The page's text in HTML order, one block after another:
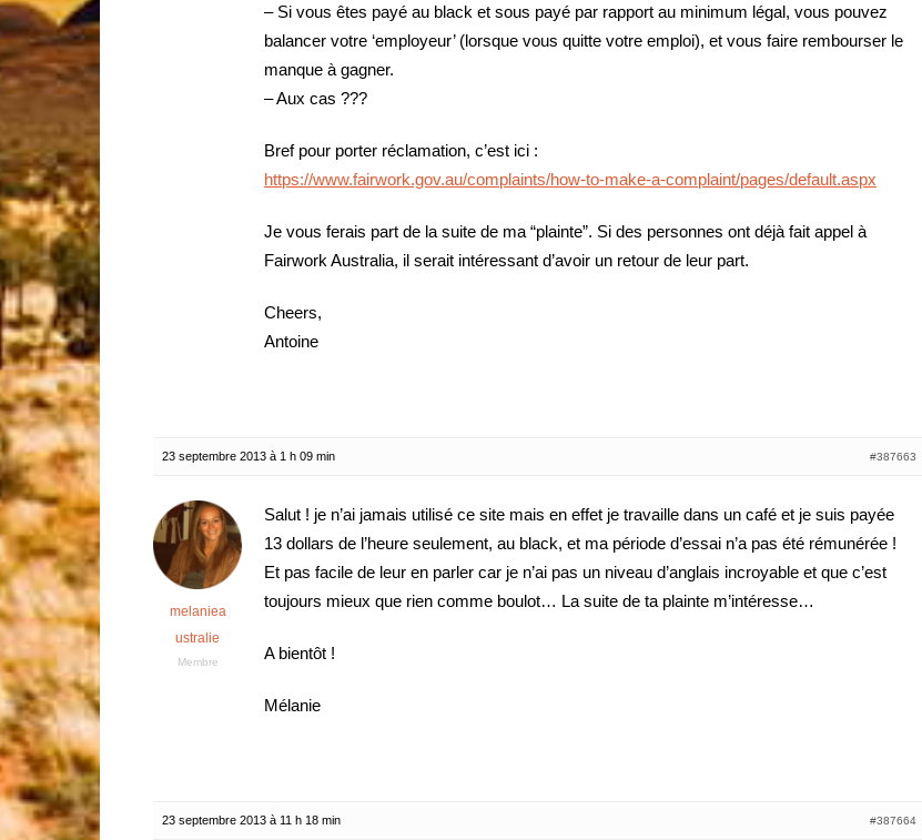
– Si vous êtes payé au black et sous payé par rapport au minimum légal, vous pouvez
balancer votre ‘employeur’ (lorsque vous quitte votre emploi), et vous faire rembourser le
manque à gagner.
– Aux cas ???
Bref pour porter réclamation, c’est ici :
https://www.fairwork.gov.au/complaints/how-to-make-a-complaint/pages/default.aspx
Je vous ferais part de la suite de ma “plainte”. Si des personnes ont déjà fait appel à
Fairwork Australia, il serait intéressant d’avoir un retour de leur part.
Cheers,
Antoine
23 septembre 2013 à 1 h 09 min #387663
melaniea
ustralie
Membre
Salut ! je n’ai jamais utilisé ce site mais en effet je travaille dans un café et je suis payée
13 dollars de l’heure seulement, au black, et ma période d’essai n’a pas été rémunérée !
Et pas facile de leur en parler car je n’ai pas un niveau d’anglais incroyable et que c’est
toujours mieux que rien comme boulot… La suite de ta plainte m’intéresse…
A bientôt !
Mélanie
23 septembre 2013 à 11 h 18 min #387664